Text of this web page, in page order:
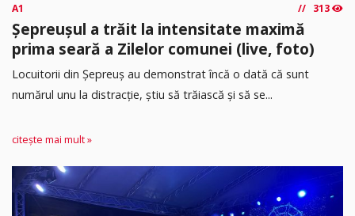
A1 313
Șepreușul a trăit la intensitate maximă
prima seară a Zilelor comunei (live, foto)
Locuitorii din Șepreuș au demonstrat încă o dată că sunt
numărul unu la distracție, știu să trăiască și să se...
citește mai mult »